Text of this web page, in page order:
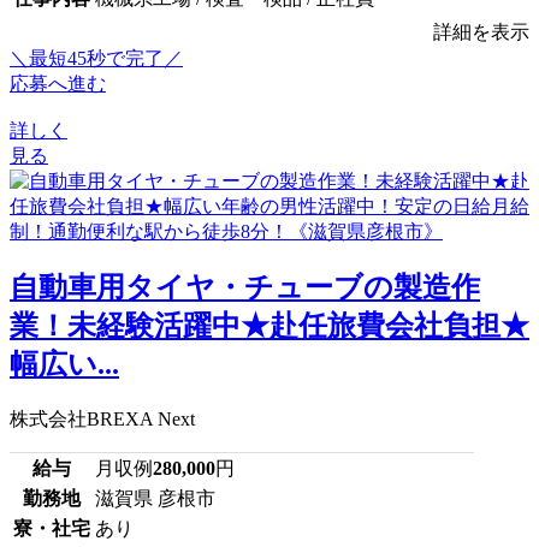
詳細を表示
＼最短45秒で完了／
応募へ進む
詳しく
見る
自動車用タイヤ・チューブの製造作
業！未経験活躍中★赴任旅費会社負担★
幅広い...
株式会社BREXA Next
給与 月収例280,000円
勤務地
滋賀県 彦根市
寮・社宅 あり